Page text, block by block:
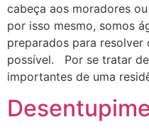
cabeça aos moradores
por isso mesmo, somos
preparados para
possível. Por se tratar
importantes de uma